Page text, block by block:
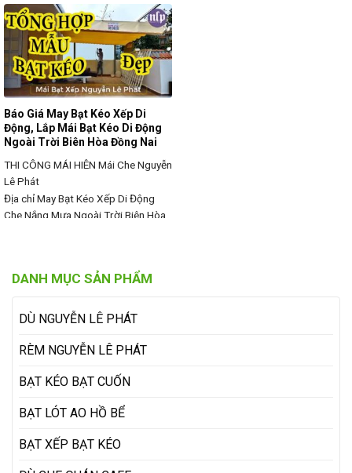
DANH MỤC SẢN PHẨM
DÙ NGUYỄN LÊ PHÁT
RÈM NGUYỄN LÊ PHÁT
BẠT KÉO BẠT CUỐN
BẠT LÓT AO HỒ BỂ
BẠT XẾP BẠT KÉO
Báo Giá May Bạt Kéo Xếp Di
Động, Lắp Mái Bạt Kéo Di Động
Ngoài Trời Biên Hòa Đồng Nai
THI CÔNG MÁI HIÊN Mái Che Nguyễn
Lê Phát
Địa chỉ May Bạt Kéo Xếp Di Động
Che Nắng Mưa Ngoài Trời Biên Hòa
sóng hay còn gọi là mái bạt xếp, mái
nhiêu 1m2